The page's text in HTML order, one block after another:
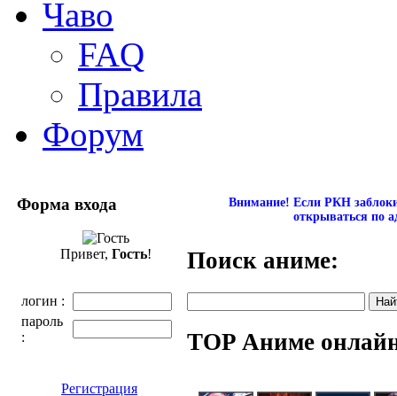
Чаво
FAQ
Правила
Форум
Форма входа
Привет, Гость!
логин :
пароль
:
Регистрация
Внимание! Если РКН
открываться по
Поиск аниме:
TOP Аниме